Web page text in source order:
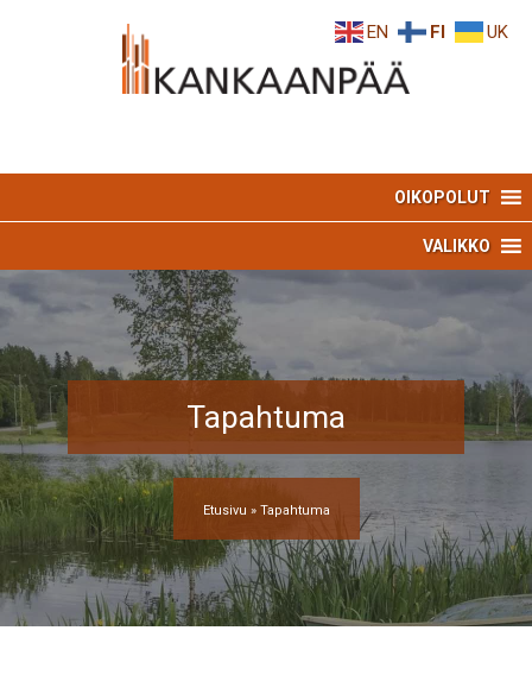
OIKOPOLUT
VALIKKO
Tapahtuma
Etusivu » Tapahtuma
EN FI UK